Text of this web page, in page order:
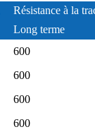
Résistance à la
Long terme
600
600
600
600